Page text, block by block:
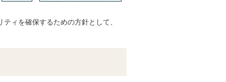
ィを確保するための方針として、